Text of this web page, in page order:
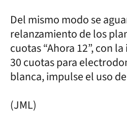
Del mismo modo se
relanzamiento de los
cuotas “Ahora 12”, con
30 cuotas para
blanca, impulse el uso
(JML)